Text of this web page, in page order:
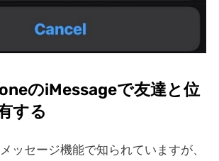
のiMessageで友達と位
する
ッセージ機能で知られていますが、